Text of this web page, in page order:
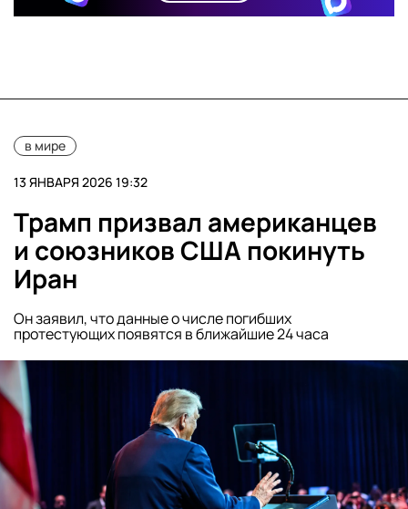
в мире
13 ЯНВАРЯ 2026 19:32
Трамп призвал американцев
и союзников США покинуть
Иран
Он заявил, что данные о числе погибших
протестующих появятся в ближайшие 24 часа